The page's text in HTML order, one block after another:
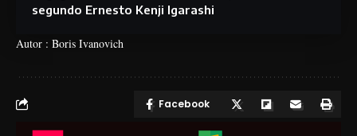
segundo Ernesto Kenji Igarashi
Autor : Boris Ivanovich
Facebook